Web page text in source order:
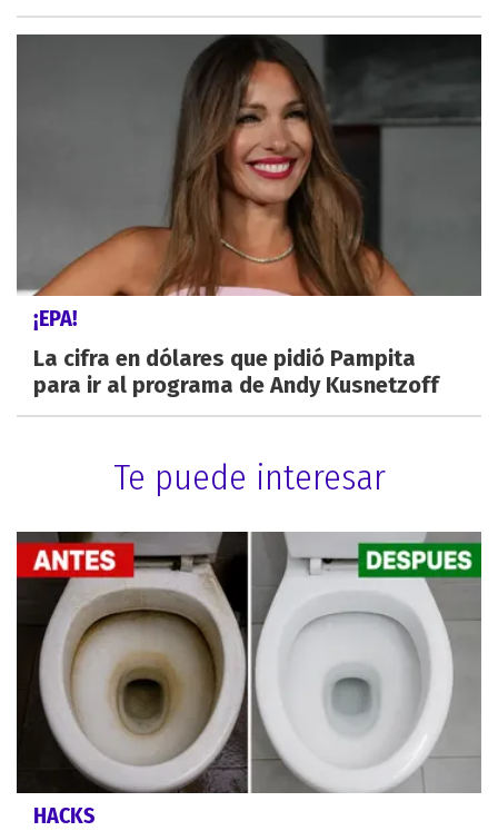
¡EPA!
La cifra en dólares que pidió Pampita
para ir al programa de Andy Kusnetzoff
Te puede interesar
HACKS